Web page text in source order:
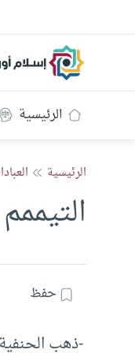
الرئيسية
الرئيسية
حفظ
-ذهب